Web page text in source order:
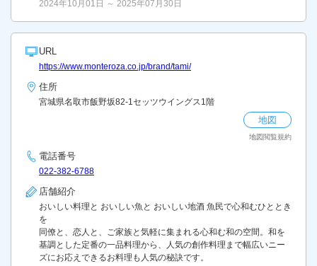
2024年10月01日 ～ 2025年07月30日
URL
https://www.monteroza.co.jp/brand/tami/
住所
宮城県名取市飯野坂82-1セッツウイングス1階
地図
地図閲覧規約
電話番号
022-382-6788
店舗紹介
おいしい料理と おいしい魚と おいしい地酒 魚民で心和むひととき
を
同僚と、恋人と、ご家族と気軽に集まれる心和む和の空間。和を
基調とした定番の一品料理から、人気の創作料理まで幅広いニー
ズにお応えできるお料理も人気の秘訣です。